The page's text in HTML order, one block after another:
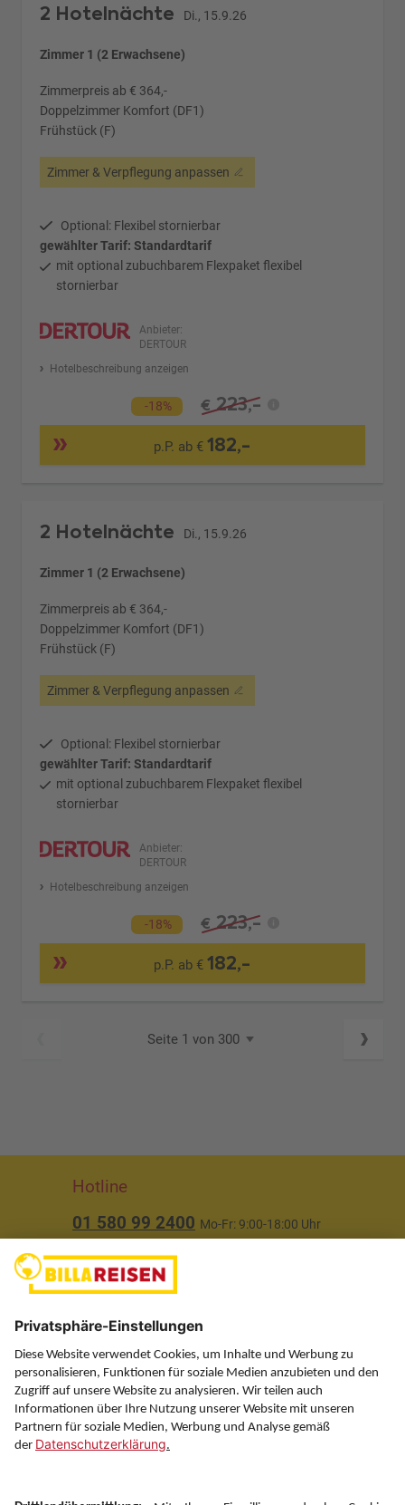
2 Hotelnächte Di., 15.9.26
Zimmer 1 (2 Erwachsene)
Zimmerpreis ab € 364,-
Doppelzimmer Komfort (DF1)
Frühstück (F)
Zimmer & Verpflegung anpassen
Optional: Flexibel stornierbar
gewählter Tarif: Standardtarif
mit optional zubuchbarem Flexpaket flexibel
stornierbar
Anbieter:
DERTOUR
Hotelbeschreibung anzeigen
-18% € 223,-
p.P. ab €182,-
2 Hotelnächte Di., 15.9.26
Zimmer 1 (2 Erwachsene)
Zimmerpreis ab € 364,-
Doppelzimmer Komfort (DF1)
Frühstück (F)
Zimmer & Verpflegung anpassen
Optional: Flexibel stornierbar
gewählter Tarif: Standardtarif
mit optional zubuchbarem Flexpaket flexibel
stornierbar
Anbieter:
DERTOUR
Hotelbeschreibung anzeigen
-18% € 223,-
p.P. ab €182,-
Seite 1 von 300
Hotline
01 580 99 2400 Mo-Fr: 9:00-18:00 Uhr
Über uns
Service
Information
Folgen Sie uns auf